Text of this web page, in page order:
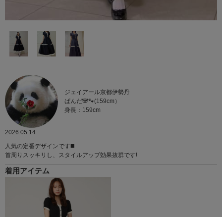
ジェイアール京都伊勢丹
ぱんだ🐼🐾(159cm）
身長：159cm
2026.05.14
人気の定番デザインです◼️
首周りスッキリし、スタイルアップ効果抜群です!
着用アイテム